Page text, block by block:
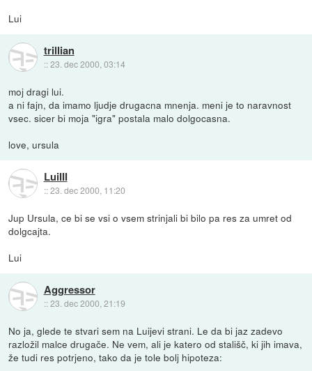
Lui
trillian
::23. dec 2000, 03:14
moj dragi lui.
a ni fajn, da imamo ljudje drugacna mnenja. meni je to naravnost
vsec. sicer bi moja "igra" postala malo dolgocasna.
love, ursula
LuiIII
::23. dec 2000, 11:20
Jup Ursula, ce bi se vsi o vsem strinjali bi bilo pa res za umret od
dolgcajta.
Lui
Aggressor
::23. dec 2000, 21:19
No ja, glede te stvari sem na Luijevi strani. Le da bi jaz zadevo
razložil malce drugače. Ne vem, ali je katero od stališč, ki jih imava,
že tudi res potrjeno, tako da je tole bolj hipoteza: